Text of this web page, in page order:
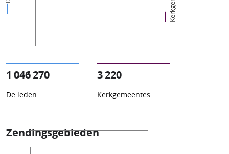
1 046 270
De leden
3 220
Kerkgemeentes
Zendingsgebieden